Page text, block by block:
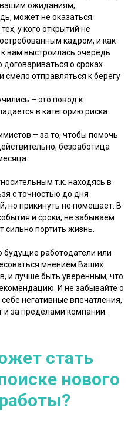
вашим ожиданиям,
может не оказаться.
у кого открытий не
кадром, и как
вам выстроилась очередь
о сроках
смело отправляться к берегу
– это повод к
в категорию риска
– за то, чтобы помочь
безработица
т.к. находясь в
с точностью до дня
но прикинуть не помешает. В
и сроки, не забываем
сильно портить жизнь.
будущие работодатели или
мнением Ваших
и лучше быть уверенным, что
И не забывайте о
негативные впечатления,
и за пределами компании.
стать
нового